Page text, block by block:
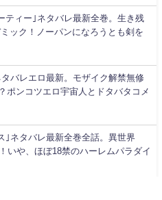
ティー｣ネタバレ最新全巻。生き残
ック！ノーパンになろうとも剣を
タバレエロ最新。モザイク解禁無修
ポンコツエロ宇宙人とドタバタコメ
｣ネタバレ最新全巻全話。異世界
いや、ほぼ18禁のハーレムパラダイ